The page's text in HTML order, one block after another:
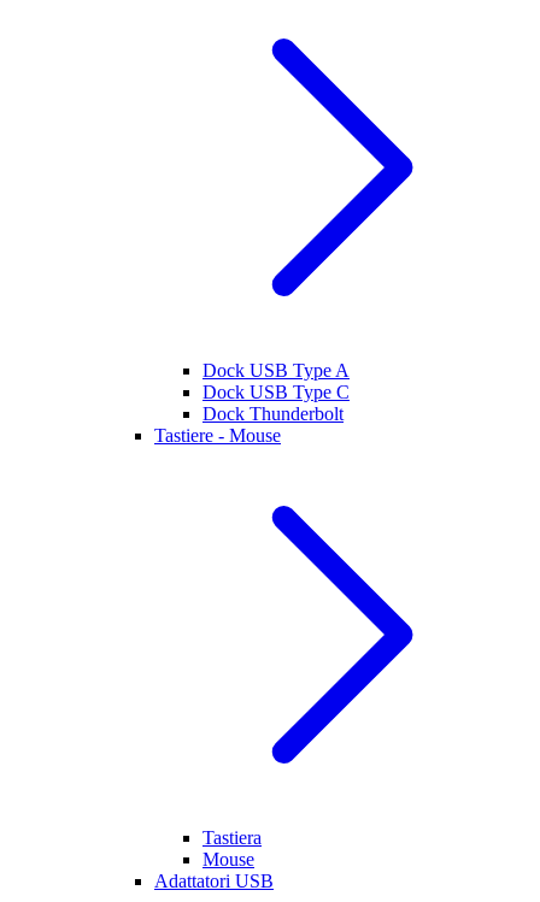
Dock USB Type A
Dock USB Type C
Dock Thunderbolt
Tastiere - Mouse
Tastiera
Mouse
Adattatori USB